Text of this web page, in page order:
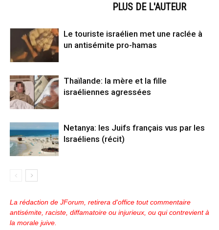
PLUS DE L'AUTEUR
Le touriste israélien met une raclée à
un antisémite pro-hamas
Thaïlande: la mère et la fille
israéliennes agressées
Netanya: les Juifs français vus par les
Israéliens (récit)
La rédaction de JForum, retirera d'office tout commentaire
antisémite, raciste, diffamatoire ou injurieux, ou qui contrevient à
la morale juive.